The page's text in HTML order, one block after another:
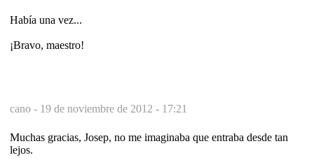
Había una vez...
¡Bravo, maestro!
cano - 19 de noviembre de 2012 - 17:21
Muchas gracias, Josep, no me imaginaba que entraba desde tan
lejos.